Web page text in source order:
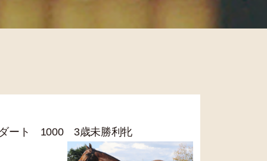
ト 1000 3歳未勝利牝